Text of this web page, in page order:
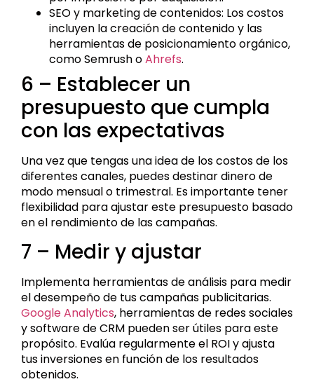
SEO y marketing de contenidos: Los costos
incluyen la creación de contenido y las
herramientas de posicionamiento orgánico,
como Semrush oAhrefs.
6 – Establecer un
presupuesto que cumpla
con las expectativas
Una vez que tengas una idea de los costos de los
diferentes canales, puedes destinar dinero de
modo mensual o trimestral. Es importante tener
flexibilidad para ajustar este presupuesto basado
en el rendimiento de las campañas.
7 – Medir y ajustar
Implementa herramientas de análisis para medir
el desempeño de tus campañas publicitarias.
Google Analytics, herramientas de redes sociales
y software de CRM pueden ser útiles para este
propósito. Evalúa regularmente el ROI y ajusta
tus inversiones en función de los resultados
obtenidos.